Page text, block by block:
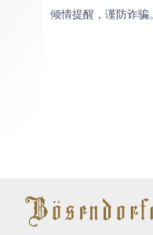
倾情提醒，谨防诈骗。